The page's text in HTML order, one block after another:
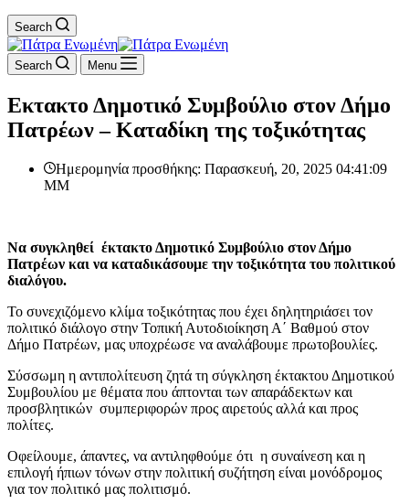
Search
Search Menu
Εκτακτο Δημοτικό Συμβούλιο στον Δήμο
Πατρέων – Καταδίκη της τοξικότητας
Ημερομηνία προσθήκης: Παρασκευή, 20, 2025 04:41:09
ΜΜ
Να συγκληθεί έκτακτο Δημοτικό Συμβούλιο στον Δήμο
Πατρέων και να καταδικάσουμε την τοξικότητα του πολιτικού
διαλόγου.
Το συνεχιζόμενο κλίμα τοξικότητας που έχει δηλητηριάσει τον
πολιτικό διάλογο στην Τοπική Αυτοδιοίκηση Α΄ Βαθμού στον
Δήμο Πατρέων, μας υποχρέωσε να αναλάβουμε πρωτοβουλίες.
Σύσσωμη η αντιπολίτευση ζητά τη σύγκληση έκτακτου Δημοτικού
Συμβουλίου με θέματα που άπτονται των απαράδεκτων και
προσβλητικών συμπεριφορών προς αιρετούς αλλά και προς
πολίτες.
Οφείλουμε, άπαντες, να αντιληφθούμε ότι η συναίνεση και η
επιλογή ήπιων τόνων στην πολιτική συζήτηση είναι μονόδρομος
για τον πολιτικό μας πολιτισμό.